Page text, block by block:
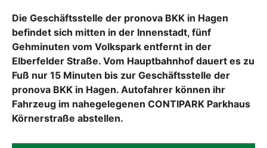
Die Geschäftsstelle der pronova BKK in Hagen
befindet sich mitten in der Innenstadt, fünf
Gehminuten vom Volkspark entfernt in der
Elberfelder Straße. Vom Hauptbahnhof dauert es zu
Fuß nur 15 Minuten bis zur Geschäftsstelle der
pronova BKK in Hagen. Autofahrer können ihr
Fahrzeug im nahegelegenen CONTIPARK Parkhaus
Körnerstraße abstellen.